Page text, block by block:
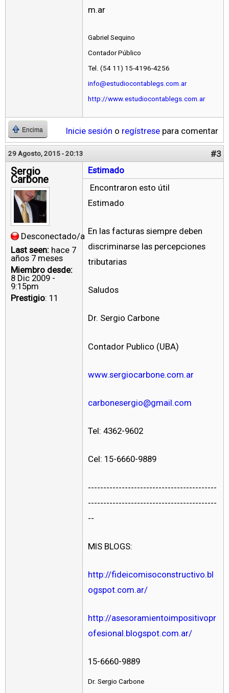
m.ar
Gabriel Sequino
Contador Público
Tel. (54 11) 15-4196-4256
info@estudiocontablegs.com.ar
http://www.estudiocontablegs.com.ar
Encima Inicie sesión o regístrese para comentar
29 Agosto, 2015 - 20:13 #3
Sergio
Carbone
Desconectado/a
Last seen: hace 7
años 7 meses
Miembro desde:
8 Dic 2009 -
9:15pm
Prestigio: 11
Estimado
Encontraron esto útil
Estimado
En las facturas siempre deben
discriminarse las percepciones
tributarias
Saludos
Dr. Sergio Carbone
Contador Publico (UBA)
www.sergiocarbone.com.ar
carbonesergio@gmail.com
Tel: 4362-9602
Cel: 15-6660-9889
------------------------------------------
------------------------------------------
--
MIS BLOGS:
http://fideicomisoconstructivo.bl
ogspot.com.ar/
http://asesoramientoimpositivopr
ofesional.blogspot.com.ar/
15-6660-9889
Dr. Sergio Carbone